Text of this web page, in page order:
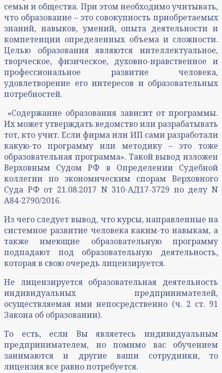
семьи и общества. При этом необходимо учитывать,
что образование – это совокупность приобретаемых
знаний, навыков, умений, опыта деятельности и
компетенции определенных объема и сложности.
Целью образования являются интеллектуальное,
творческое, физическое, духовно-нравственное и
профессиональное развитие человека,
удовлетворение его интересов и образовательных
потребностей.
«Содержание образования зависит от программы.
Их может утверждать ведомство или разрабатывать
тот, кто учит. Если фирма или ИП сами разработали
какую-то программу или методику – это тоже
образовательная программа». Такой вывод изложен
Верховным Судом РФ в Определении Судебной
коллегии по экономическим спорам Верховного
Суда РФ от 21.08.2017 N 310-АД17-3729 по делу N
А84-2790/2016.
Из чего следует вывод, что курсы, направленные на
системное развитие человека каким-то навыкам, а
также имеющие образовательную программу
подпадают под образовательную деятельность,
которая в свою очередь лицензируется.
Не лицензируется образовательная деятельность
индивидуальных предпринимателей,
осуществляемая ими непосредственно (ч. 2 ст. 91
Закона об образовании).
То есть, если Вы являетесь индивидуальным
предпринимателем, но помимо вас обучением
занимаются и другие ваши сотрудники, то
лицензия все равно потребуется.